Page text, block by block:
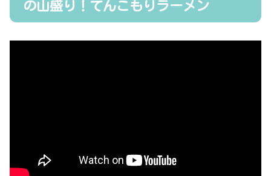
の山盛り！てんこもりラーメン